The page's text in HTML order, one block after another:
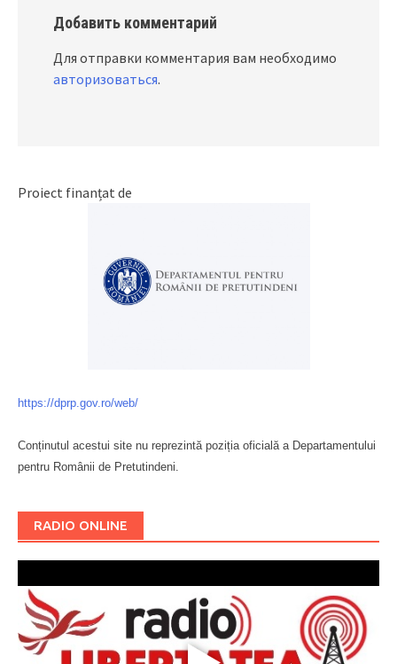
Добавить комментарий
Для отправки комментария вам необходимо
авторизоваться.
Proiect finanțat de
https://dprp.gov.ro/web/
Conținutul acestui site nu reprezintă poziția oficială a Departamentului
pentru Românii de Pretutindeni.
RADIO ONLINE